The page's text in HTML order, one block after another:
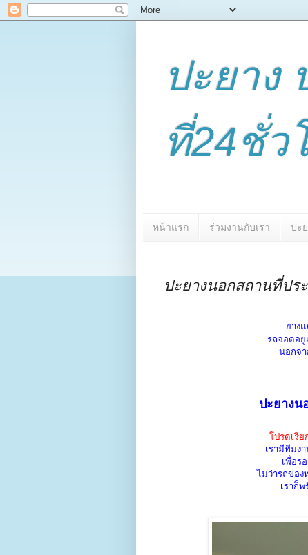
ปะยาง
ที่24ชั่ว
หน้าแรก ร่วมงานกับเรา ปะ
ปะยางนอกสถานที่ปร
ยาง
รถจอดอ
นอกจ
ปะยางน
โปรดเรีย
เรามีทีมง
เพื่อร
ไม่ว่ารถขอ
เราก็